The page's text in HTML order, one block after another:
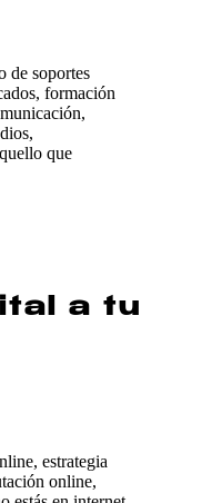
de soportes
formación
que
a tu
estrategia
online,